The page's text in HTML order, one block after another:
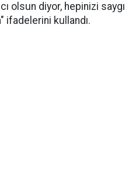
olsun diyor, hepinizi saygı
ifadelerini kullandı.